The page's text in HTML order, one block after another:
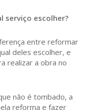
serviço escolher?
entre reformar
deles escolher, e
realizar a obra no
não é tombado, a
reforma e fazer